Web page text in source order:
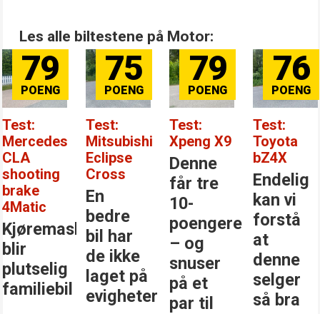
Les alle biltestene på Motor:
79
Test:
Mercedes
CLA
shooting
brake
4Matic
Kjøremaskinen
blir
plutselig
familiebil
75
Test:
Mitsubishi
Eclipse
Cross
En
bedre
bil har
de ikke
laget på
evigheter
79
Test:
Xpeng X9
Denne
får tre
10-
poengere
– og
snuser
på et
par til
76
Test:
Toyota
bZ4X
Endelig
kan vi
forstå
at
denne
selger
så bra